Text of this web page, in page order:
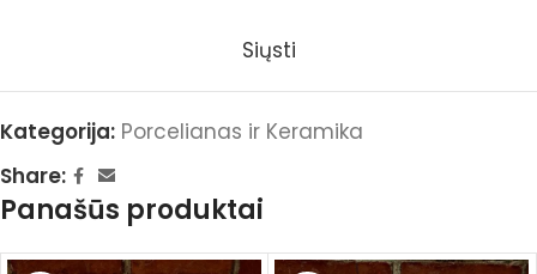
Siųsti
Kategorija: Porcelianas ir Keramika
Share:
Panašūs produktai